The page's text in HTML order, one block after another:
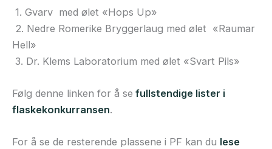
1. Gvarv med ølet «Hops Up»
2. Nedre Romerike Bryggerlaug med ølet «Raumar
Hell»
3. Dr. Klems Laboratorium med ølet «Svart Pils»
Følg denne linken for å se fullstendige lister i
flaskekonkurransen.
For å se de resterende plassene i PF kan du lese